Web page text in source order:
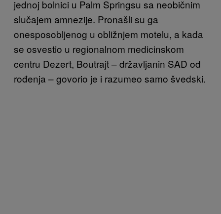
jednoj bolnici u Palm Springsu sa neobičnim
slučajem amnezije. Pronašli su ga
onesposobljenog u obližnjem motelu, a kada
se osvestio u regionalnom medicinskom
centru Dezert, Boutrajt – državljanin SAD od
rođenja – govorio je i razumeo samo švedski.